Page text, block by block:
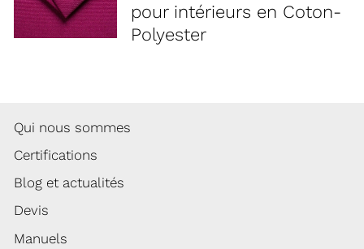
pour intérieurs en Coton-
Polyester
Qui nous sommes
Certifications
Blog et actualités
Devis
Manuels